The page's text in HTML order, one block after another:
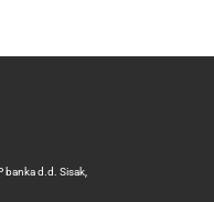
banka d.d. Sisak,